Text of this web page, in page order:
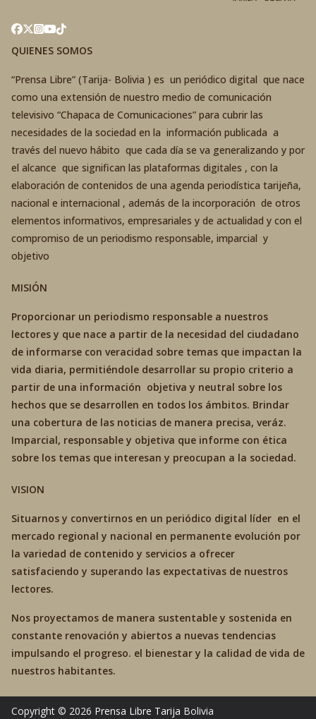
QUIENES SOMOS
“Prensa Libre” (Tarija- Bolivia ) es un periódico digital que nace
como una extensión de nuestro medio de comunicación
televisivo “Chapaca de Comunicaciones” para cubrir las
necesidades de la sociedad en la información publicada a
través del nuevo hábito que cada día se va generalizando y por
el alcance que significan las plataformas digitales , con la
elaboración de contenidos de una agenda periodística tarijeña,
nacional e internacional , además de la incorporación de otros
elementos informativos, empresariales y de actualidad y con el
compromiso de un periodismo responsable, imparcial y
objetivo
MISIÓN
Proporcionar un periodismo responsable a nuestros
lectores y que nace a partir de la necesidad del ciudadano
de informarse con veracidad sobre temas que impactan la
vida diaria, permitiéndole desarrollar su propio criterio a
partir de una información objetiva y neutral sobre los
hechos que se desarrollen en todos los ámbitos. Brindar
una cobertura de las noticias de manera precisa, veráz.
Imparcial, responsable y objetiva que informe con ética
sobre los temas que interesan y preocupan a la sociedad.
VISION
Situarnos y convertirnos en un periódico digital líder en el
mercado regional y nacional en permanente evolución por
la variedad de contenido y servicios a ofrecer
satisfaciendo y superando las expectativas de nuestros
lectores.
Nos proyectamos de manera sustentable y sostenida en
constante renovación y abiertos a nuevas tendencias
impulsando el progreso. el bienestar y la calidad de vida de
nuestros habitantes.
Copyright © 2026 Prensa Libre Tarija Bolivia